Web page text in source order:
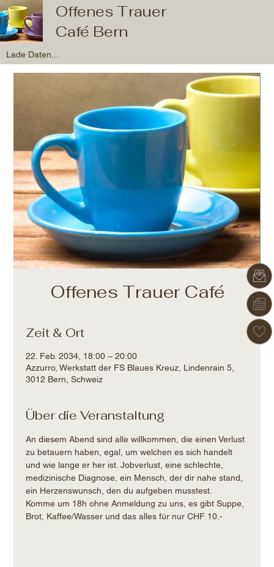
Lade Daten...
Offenes Trauer
Café Bern
Offenes Trauer Café
Zeit & Ort
22. Feb. 2034, 18:00 – 20:00
Azzurro, Werkstatt der FS Blaues Kreuz, Lindenrain 5,
3012 Bern, Schweiz
Über die Veranstaltung
An diesem Abend sind alle willkommen, die einen Verlust
zu betauern haben, egal, um welchen es sich handelt
und wie lange er her ist. Jobverlust, eine schlechte,
medizinische Diagnose, ein Mensch, der dir nahe stand,
ein Herzenswunsch, den du aufgeben musstest.
Komme um 18h ohne Anmeldung zu uns, es gibt Suppe,
Brot, Kaffee/Wasser und das alles für nur CHF 10.-